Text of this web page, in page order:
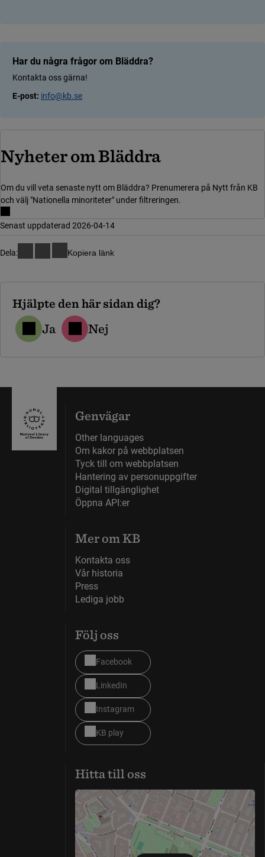
Har du några frågor om Bläddra?
Kontakta oss gärna!
E-post: info@kb.se
Nyheter om Bläddra(länk till
Om du vill veta senaste nytt om Bläddra? Prenumerera på Nytt från KB
och välj "Nationella minoriteter" under filtreringen.
Senast uppdaterad 2026-04-14
Dela: Kopiera länk
Hjälpte den här sidan dig?
Ja Nej
Genvägar
Other languages
Om kakor på webbplatsen
Tyck till om webbplatsen
Hantering av personuppgifter
Digital tillgänglighet
Öppna API:er
Mer om KB
Kontakta oss
Vår historia
Press
Lediga jobb
Följ oss
Facebook
LinkedIn
Instagram
KB play
Hitta till oss